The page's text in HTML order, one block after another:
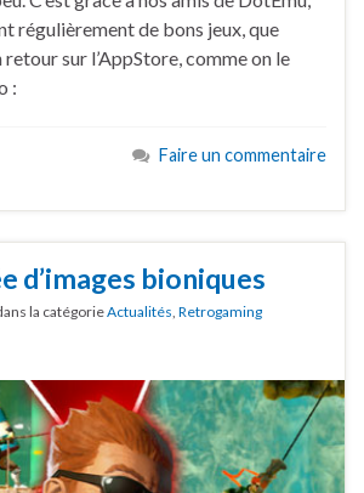
régulièrement de bons jeux, que
retour sur l’AppStore, comme on le
:
Faire un commentaire
d’images bioniques
la catégorieActualités Retrogaming